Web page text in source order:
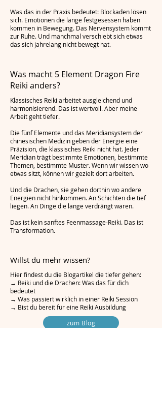
Was das in der Praxis bedeutet: Blockaden lösen
sich. Emotionen die lange festgesessen haben
kommen in Bewegung. Das Nervensystem kommt
zur Ruhe. Und manchmal verschiebt sich etwas
das sich jahrelang nicht bewegt hat.
Was macht 5 Element Dragon Fire
Reiki anders?
Klassisches Reiki arbeitet ausgleichend und
harmonisierend. Das ist wertvoll. Aber meine
Arbeit geht tiefer.
Die fünf Elemente und das Meridiansystem der
chinesischen Medizin geben der Energie eine
Präzision, die klassisches Reiki nicht hat. Jeder
Meridian trägt bestimmte Emotionen, bestimmte
Themen, bestimmte Muster. Wenn wir wissen wo
etwas sitzt, können wir gezielt dort arbeiten.
Und die Drachen, sie gehen dorthin wo andere
Energien nicht hinkommen. An Schichten die tief
liegen. An Dinge die lange verdrängt waren.
Das ist kein sanftes Feenmassage-Reiki. Das ist
Transformation.
Willst du mehr wissen?
Hier findest du die Blogartikel die tiefer gehen:
→ Reiki und die Drachen: Was das für dich
bedeutet
→ Was passiert wirklich in einer Reiki Session
→ Bist du bereit für eine Reiki Ausbildung
zum Blog